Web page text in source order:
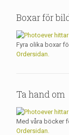
Boxar för
Fyra olika boxar
Ordersidan.
Ta hand om
Med våra böcker
Ordersidan.